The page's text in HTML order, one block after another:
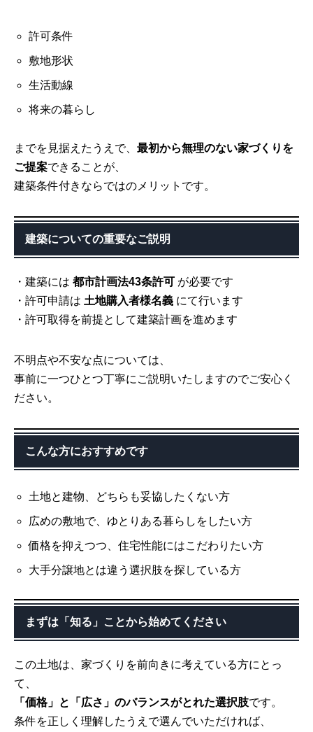
許可条件
敷地形状
生活動線
将来の暮らし
までを見据えたうえで、 最初から無理のない家づくりを
ご提案できることが、
建築条件付きならではのメリットです。
建築についての重要なご説明
・建築には 都市計画法43条許可 が必要です
・許可申請は 土地購入者様名義 にて行います
・許可取得を前提として建築計画を進めます
不明点や不安な点については、
事前に一つひとつ丁寧にご説明いたしますのでご安心く
ださい。
こんな方におすすめです
土地と建物、どちらも妥協したくない方
広めの敷地で、ゆとりある暮らしをしたい方
価格を抑えつつ、住宅性能にはこだわりたい方
大手分譲地とは違う選択肢を探している方
まずは「知る」ことから始めてください
この土地は、家づくりを前向きに考えている方にとっ
て、
「価格」と「広さ」のバランスがとれた選択肢です。
条件を正しく理解したうえで選んでいただければ、